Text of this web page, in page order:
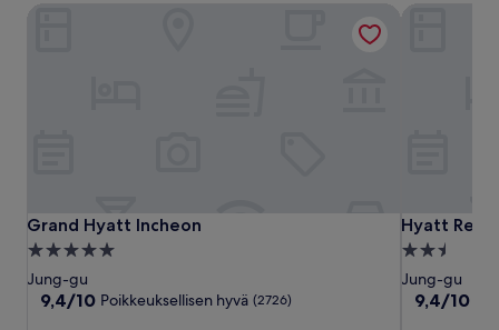
Grand
Hyatt
Incheon
Grand
Hyatt
Incheon
Grand Hyatt Incheon
Grand Hyatt Incheon
5.0
tähden
majoituspaikka
Jung-gu
9.4
9,4/10 Poikkeuksellisen hyvä (2726)
Grand Hyatt Incheon
Hyatt
Regency
Incheon
Paradise
City
Hyatt
Hyatt
2.5
tähden
Jung-gu
9.4
9,4/10
Hyatt